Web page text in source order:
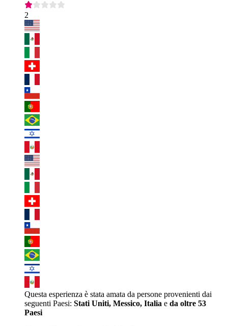
2
Questa esperienza è stata amata da persone provenienti dai
seguenti Paesi: Stati Uniti, Messico, Italia e da oltre 53
Paesi